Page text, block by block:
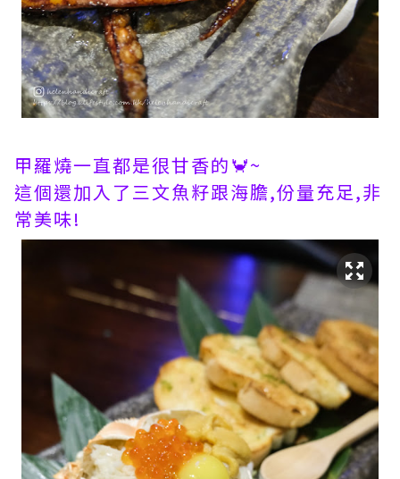
甲羅燒一直都是很甘香的🦀~
這個還加入了三文魚籽跟海膽,份量充足,非
常美味!